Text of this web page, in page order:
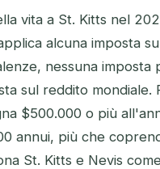
vita a St. Kitts nel
alcuna imposta
nessuna imposta
sul reddito
$500.000 o più
annui, più che
St. Kitts e Nevis